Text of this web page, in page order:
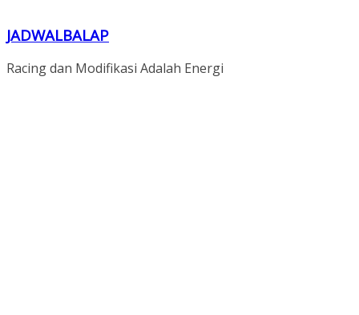
JADWALBALAP
Racing dan Modifikasi Adalah Energi